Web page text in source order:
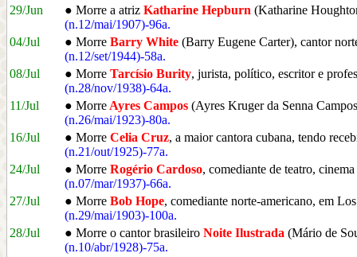
29/Jun
● Morre a atriz Katharine Hepburn (Katharine
(n.12/mai/1907)-96a.
04/Jul
● Morre Barry White (Barry Eugene Carter), cantor
(n.12/set/1944)-58a.
08/Jul
● Morre Tarcísio Burity, jurista, político, escritor e
(n.28/nov/1938)-64a.
11/Jul
● Morre Ayres Campos (Ayres Kruger da Senna
(n.26/mai/1923)-80a.
16/Jul
● Morre Celia Cruz, a maior cantora cubana, tendo
(n.21/out/1925)-77a.
24/Jul
● Morre Rogério Cardoso, comediante de teatro,
(n.07/mar/1937)-66a.
27/Jul
● Morre Bob Hope, comediante norte-americano, em
(n.29/mai/1903)-100a.
28/Jul
● Morre o cantor brasileiro Noite Ilustrada (Mário de
(n.10/abr/1928)-75a.